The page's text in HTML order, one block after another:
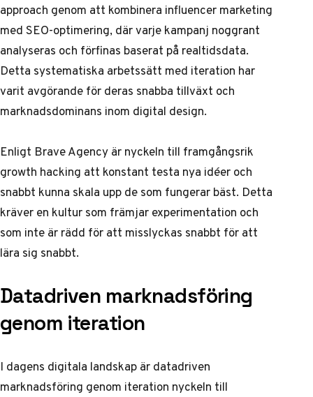
approach genom att kombinera influencer marketing
med SEO-optimering, där varje kampanj noggrant
analyseras och förfinas baserat på realtidsdata.
Detta systematiska arbetssätt med iteration har
varit avgörande för deras snabba tillväxt och
marknadsdominans inom digital design.
Enligt Brave Agencyär nyckeln till framgångsrik
growth hacking att konstant testa nya idéer och
snabbt kunna skala upp de som fungerar bäst. Detta
kräver en kultur som främjar experimentation och
som inte är rädd för att misslyckas snabbt för att
lära sig snabbt.
Datadriven marknadsföring
genom iteration
I dagens digitala landskap är datadriven
marknadsföring genom iteration nyckeln till